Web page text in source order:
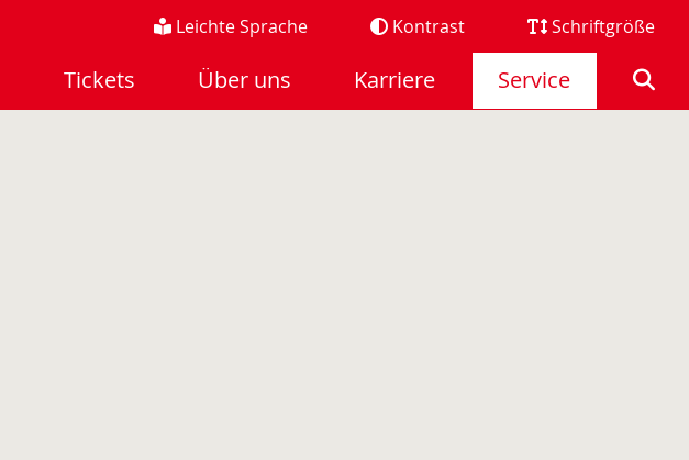
Leichte Sprache Kontrast Schriftgröße
Tickets Über uns Karriere Service